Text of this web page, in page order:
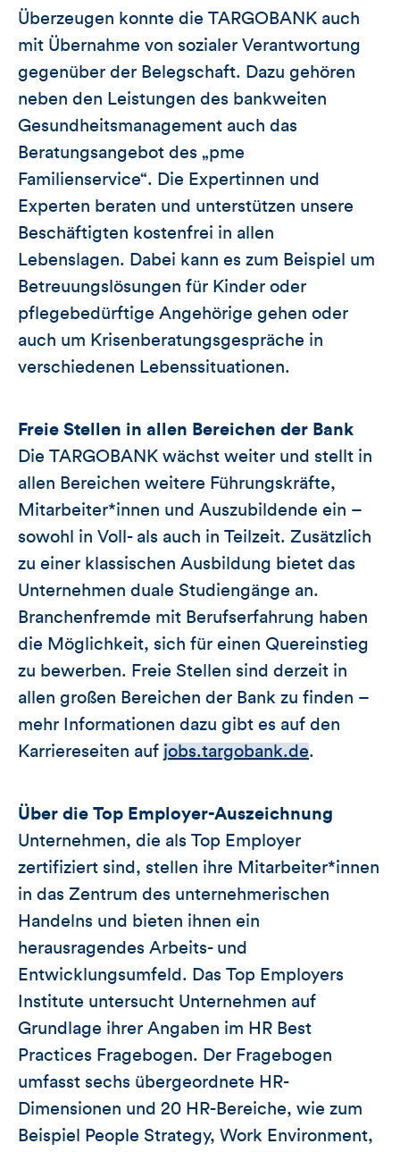
Überzeugen konnte die TARGOBANK auch
mit Übernahme von sozialer Verantwortung
gegenüber der Belegschaft. Dazu gehören
neben den Leistungen des bankweiten
Gesundheitsmanagement auch das
Beratungsangebot des „pme
Familienservice“. Die Expertinnen und
Experten beraten und unterstützen unsere
Beschäftigten kostenfrei in allen
Lebenslagen. Dabei kann es zum Beispiel um
Betreuungslösungen für Kinder oder
pflegebedürftige Angehörige gehen oder
auch um Krisenberatungsgespräche in
verschiedenen Lebenssituationen.
Freie Stellen in allen Bereichen der Bank
Die TARGOBANK wächst weiter und stellt in
allen Bereichen weitere Führungskräfte,
Mitarbeiter*innen und Auszubildende ein –
sowohl in Voll- als auch in Teilzeit. Zusätzlich
zu einer klassischen Ausbildung bietet das
Unternehmen duale Studiengänge an.
Branchenfremde mit Berufserfahrung haben
die Möglichkeit, sich für einen Quereinstieg
zu bewerben. Freie Stellen sind derzeit in
allen großen Bereichen der Bank zu finden –
mehr Informationen dazu gibt es auf den
Karriereseiten auf jobs.targobank.de.
Über die Top Employer-Auszeichnung
Unternehmen, die als Top Employer
zertifiziert sind, stellen ihre Mitarbeiter*innen
in das Zentrum des unternehmerischen
Handelns und bieten ihnen ein
herausragendes Arbeits- und
Entwicklungsumfeld. Das Top Employers
Institute untersucht Unternehmen auf
Grundlage ihrer Angaben im HR Best
Practices Fragebogen. Der Fragebogen
umfasst sechs übergeordnete HR-
Dimensionen und 20 HR-Bereiche, wie zum
Beispiel People Strategy, Work Environment,